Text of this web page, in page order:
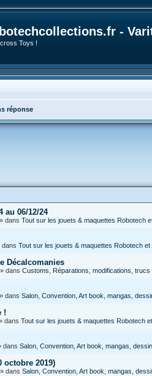
-
Toys !
réponse
au 06/12/24
» dans Tout sur les jouets & maquettes Robotech
dans Tout sur les jouets & maquettes Robotech
Décalcomanies
» dans Customs, Réparations, modifications, trucs
» dans Salon, Convention, Art book, mangas,
!
dans Tout sur les jouets & maquettes Robotech
dans Salon, Convention, Art book, mangas,
octobre 2019)
» dans Salon, Convention, Art book, mangas,